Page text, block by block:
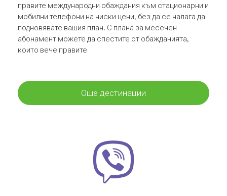
правите международни обаждания към стационарни и
мобилни телефони на ниски цени, без да се налага да
подновявате вашия план. С плана за месечен
абонамент можете да спестите от обажданията,
които вече правите
Още дестинации